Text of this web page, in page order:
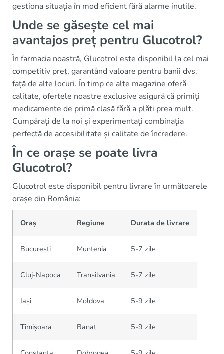
gestiona situația în mod eficient fără alarme inutile.
Unde se găsește cel mai
avantajos preț pentru Glucotrol?
În farmacia noastră, Glucotrol este disponibil la cel mai
competitiv preț, garantând valoare pentru banii dvs.
față de alte locuri. În timp ce alte magazine oferă
calitate, ofertele noastre exclusive asigură că primiți
medicamente de primă clasă fără a plăti prea mult.
Cumpărați de la noi și experimentați combinația
perfectă de accesibilitate și calitate de încredere.
În ce orașe se poate livra
Glucotrol?
Glucotrol este disponibil pentru livrare în următoarele
orașe din România:
Oraș Regiune Durata de livrare
București Muntenia 5-7 zile
Cluj-Napoca Transilvania 5-7 zile
Iași Moldova 5-9 zile
Timișoara Banat 5-9 zile